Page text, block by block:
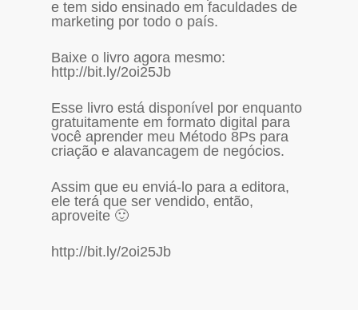
e tem sido ensinado em faculdades de
marketing por todo o país.
Baixe o livro agora mesmo:
http://bit.ly/2oi25Jb
Esse livro está disponível por enquanto
gratuitamente em formato digital para
você aprender meu Método 8Ps para
criação e alavancagem de negócios.
Assim que eu enviá-lo para a editora,
ele terá que ser vendido, então,
aproveite 🙂
http://bit.ly/2oi25Jb